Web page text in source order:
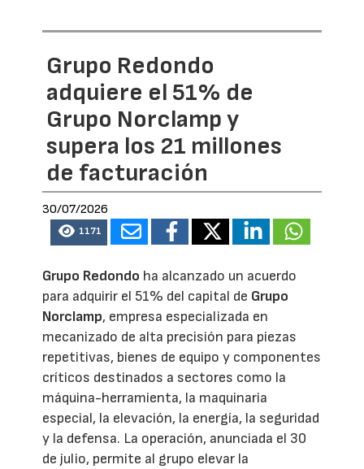
Grupo Redondo
adquiere el 51% de
Grupo Norclamp y
supera los 21 millones
de facturación
30/07/2026
1171
Grupo Redondo ha alcanzado un acuerdo
para adquirir el 51% del capital de Grupo
Norclamp, empresa especializada en
mecanizado de alta precisión para piezas
repetitivas, bienes de equipo y componentes
críticos destinados a sectores como la
máquina-herramienta, la maquinaria
especial, la elevación, la energía, la seguridad
y la defensa. La operación, anunciada el 30
de julio, permite al grupo elevar la